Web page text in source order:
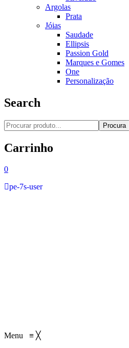
Argolas
Prata
Jóias
Saudade
Ellipsis
Passion Gold
Marques e Gomes
One
Personalização
Search
Procura
Carrinho
0
pe-7s-user
Menu ≡ ╳